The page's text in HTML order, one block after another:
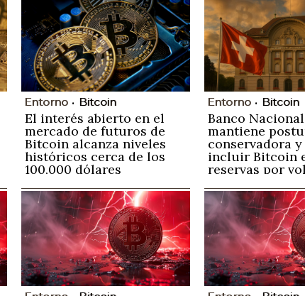
Entorno Bitcoin
El interés abierto en el
mercado de futuros de
Bitcoin alcanza niveles
históricos cerca de los
100,000 dólares
Entorno Bitcoin
Banco
mantiene
conservadora
incluir Bitcoin
reservas por